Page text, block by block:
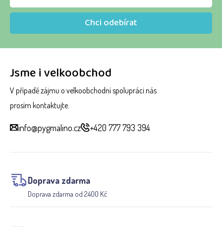
Jsme i velkoobchod
V případě zájmu o velkoobchodní spolupráci nás
prosím kontaktujte.
info@pygmalino.cz +420 777 793 394
Doprava zdarma
Doprava zdarma od 2400 Kč
Chci odebírat